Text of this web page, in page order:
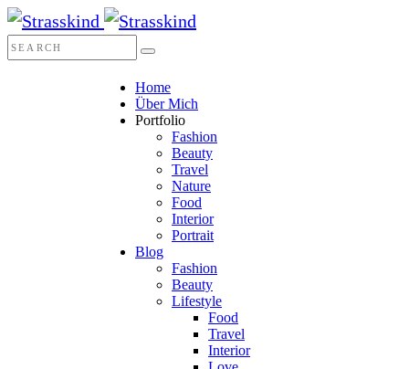
Home
Über Mich
Portfolio
Fashion
Beauty
Travel
Nature
Food
Interior
Portrait
Blog
Fashion
Beauty
Lifestyle
Food
Travel
Interior